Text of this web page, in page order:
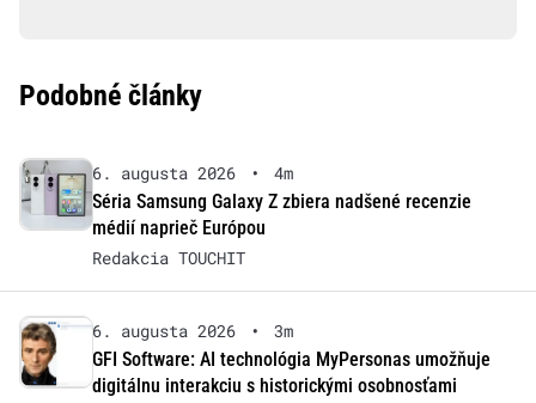
Podobné články
6. augusta 2026 •
4m
Séria Samsung Galaxy Z zbiera nadšené recenzie
médií naprieč Európou
Redakcia TOUCHIT
6. augusta 2026 •
3m
GFI Software: AI technológia MyPersonas umožňuje
digitálnu interakciu s historickými osobnosťami